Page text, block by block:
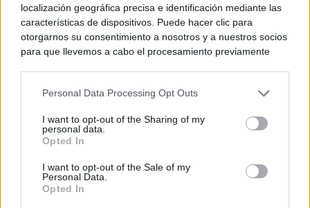
localización geográfica precisa e identificación mediante las
características de dispositivos. Puede hacer clic para
otorgarnos su consentimiento a nosotros y a nuestros socios
para que llevemos a cabo el procesamiento previamente
negar su consentimiento. Tenga en cuenta que algún
de su consentimiento, pero usted tiene el derecho de
rechazar tal procesamiento. Sus preferencias se aplicarán
cualquier momento entrando de nuevo en este sitio web o
visitando nuestra política de privacidad.
Personal Data Processing Opt Outs
I want to opt-out of the Sharing of my
personal data.
Opted In
I want to opt-out of the Sale of my
Personal Data.
Opted In